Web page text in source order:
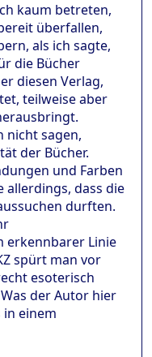
kaum betreten,
überfallen,
als ich sagte,
die Bücher
diesen Verlag,
teilweise aber
nicht sagen,
der Bücher.
und Farben
allerdings, dass die
durften.
erkennbarer Linie
spürt man vor
esoterisch
der Autor hier
einem